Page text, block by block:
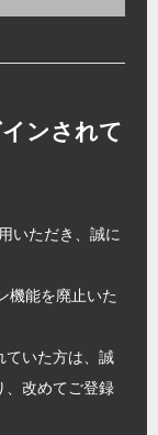
ンされて
いただき、誠に
機能を廃止いた
ていた方は、誠
、改めてご登録